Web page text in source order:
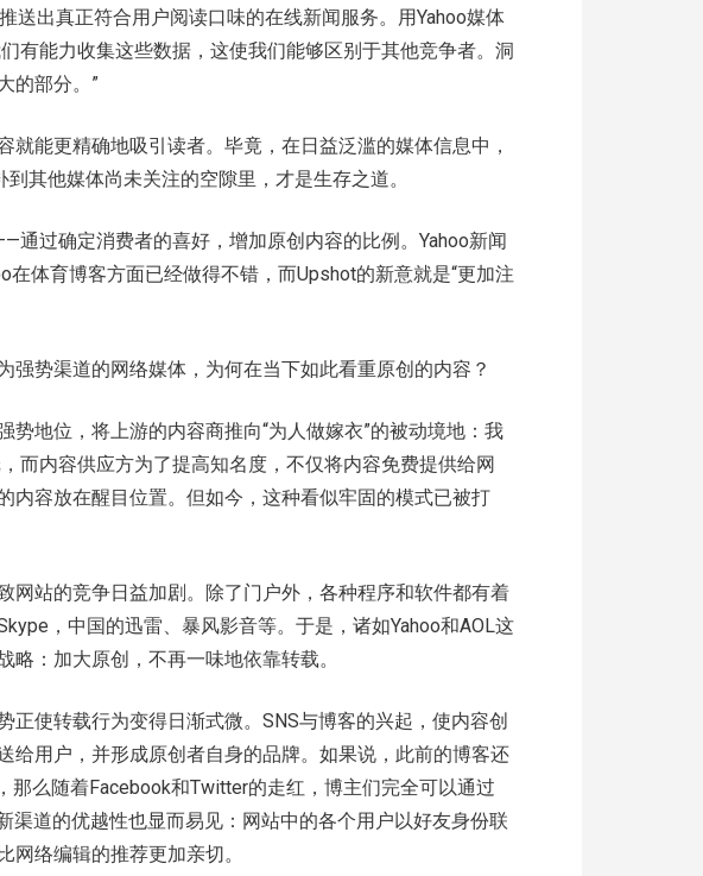
送出真正符合用户阅读口味的在线新闻服务。用Yahoo媒体
有能力收集这些数据，这使我们能够区别于其他竞争者。洞
的部分。”
就能更精确地吸引读者。毕竟，在日益泛滥的媒体信息中，
其他媒体尚未关注的空隙里，才是生存之道。
通过确定消费者的喜好，增加原创内容的比例。Yahoo新闻
在体育博客方面已经做得不错，而Upshot的新意就是“更加注
强势渠道的网络媒体，为何在当下如此看重原创的内容？
势地位，将上游的内容商推向“为人做嫁衣”的被动境地：我
而内容供应方为了提高知名度，不仅将内容免费提供给网
内容放在醒目位置。但如今，这种看似牢固的模式已被打
网站的竞争日益加剧。除了门户外，各种程序和软件都有着
，中国的迅雷、暴风影音等。于是，诸如Yahoo和AOL这
：加大原创，不再一味地依靠转载。
正使转载行为变得日渐式微。SNS与博客的兴起，使内容创
给用户，并形成原创者自身的品牌。如果说，此前的博客还
那么随着Facebook和Twitter的走红，博主们完全可以通过
渠道的优越性也显而易见：网站中的各个用户以好友身份联
网络编辑的推荐更加亲切。